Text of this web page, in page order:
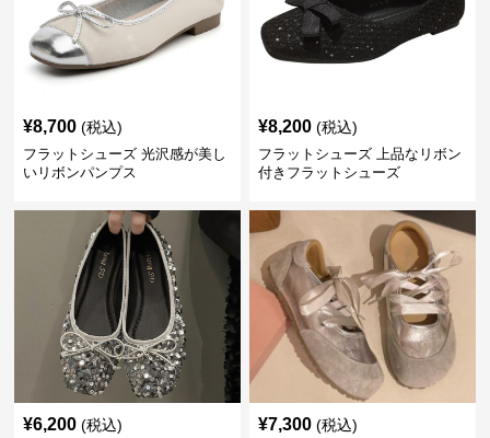
¥8,700 (税込)
フラットシューズ 光沢感が美し
いリボンパンプス
¥8,200 (税込)
フラットシューズ 上品なリボン
付きフラットシューズ
¥6,200 (税込) ¥7,300 (税込)